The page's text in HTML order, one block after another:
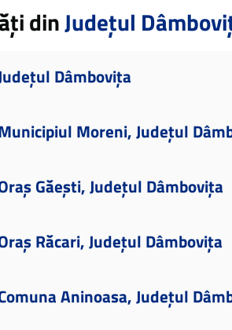
dinJudețul
Dâmbovița
Moreni, Județul
Găești, Județul Dâmbovița
Răcari, Județul Dâmbovița
Aninoasa, Județul